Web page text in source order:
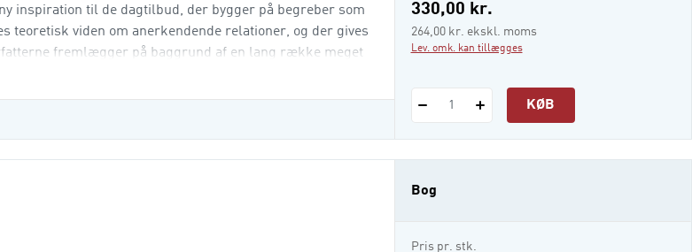
inspiration til de dagtilbud, der bygger på begreber som
viden om anerkendende relationer, og der gives
fremlægger på baggrund af en lang række meget
330,00 kr.
264,00 kr. ekskl. moms
Lev. omk. kan tillægges
1 KØB
Bog
Pris pr. stk.